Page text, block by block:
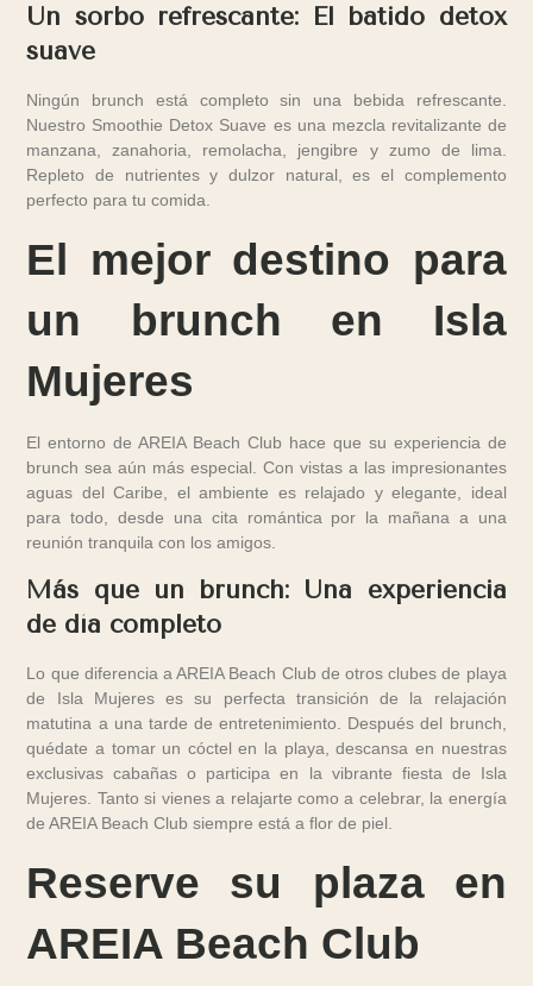
Un sorbo refrescante: El batido detox
suave
Ningún brunch está completo sin una bebida refrescante.
Nuestro Smoothie Detox Suave es una mezcla revitalizante de
manzana, zanahoria, remolacha, jengibre y zumo de lima.
Repleto de nutrientes y dulzor natural, es el complemento
perfecto para tu comida.
El mejor destino para
un brunch en Isla
Mujeres
El entorno de AREIA Beach Club hace que su experiencia de
brunch sea aún más especial. Con vistas a las impresionantes
aguas del Caribe, el ambiente es relajado y elegante, ideal
para todo, desde una cita romántica por la mañana a una
reunión tranquila con los amigos.
Más que un brunch: Una experiencia
de día completo
Lo que diferencia a AREIA Beach Club de otros clubes de playa
de Isla Mujeres es su perfecta transición de la relajación
matutina a una tarde de entretenimiento. Después del brunch,
quédate a tomar un cóctel en la playa, descansa en nuestras
exclusivas cabañas o participa en la vibrante fiesta de Isla
Mujeres. Tanto si vienes a relajarte como a celebrar, la energía
de AREIA Beach Club siempre está a flor de piel.
Reserve su plaza en
AREIA Beach Club